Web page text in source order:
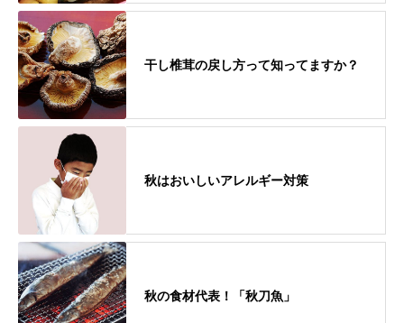
干し椎茸の戻し方って知ってますか？
秋はおいしいアレルギー対策
秋の食材代表！「秋刀魚」